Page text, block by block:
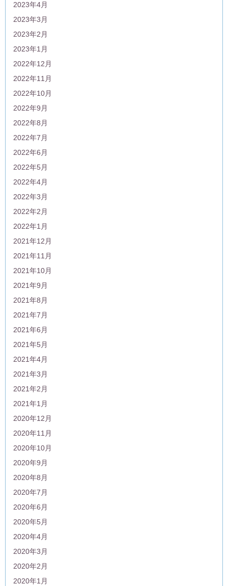
2023年4月
2023年3月
2023年2月
2023年1月
2022年12月
2022年11月
2022年10月
2022年9月
2022年8月
2022年7月
2022年6月
2022年5月
2022年4月
2022年3月
2022年2月
2022年1月
2021年12月
2021年11月
2021年10月
2021年9月
2021年8月
2021年7月
2021年6月
2021年5月
2021年4月
2021年3月
2021年2月
2021年1月
2020年12月
2020年11月
2020年10月
2020年9月
2020年8月
2020年7月
2020年6月
2020年5月
2020年4月
2020年3月
2020年2月
2020年1月